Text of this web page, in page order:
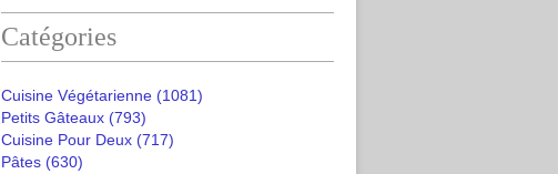
Catégories
Cuisine Végétarienne (1081)
Petits Gâteaux (793)
Cuisine Pour Deux (717)
Pâtes (630)